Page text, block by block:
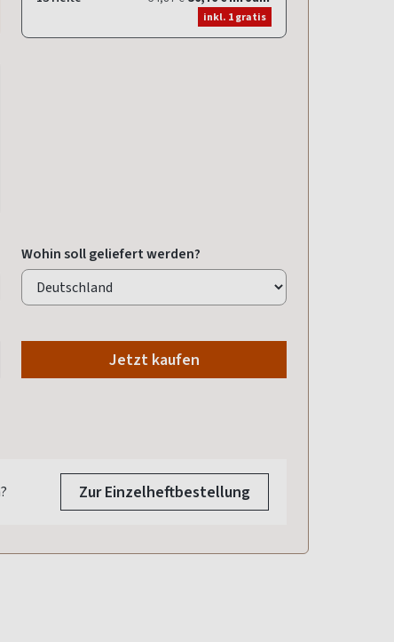
inkl. 1 gratis
Wohin soll geliefert werden?
Jetzt kaufen
Zur Einzelheftbestellung